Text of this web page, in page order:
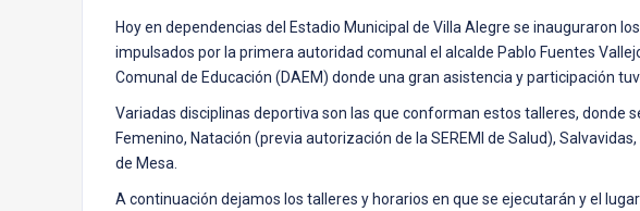
Hoy en dependencias del Estadio Municipal de Villa Alegre se inauguraron
impulsados por la primera autoridad comunal el alcalde Pablo Fuentes
Comunal de Educación (DAEM) donde una gran asistencia y participación
Variadas disciplinas deportiva son las que conforman estos talleres, donde
Femenino, Natación (previa autorización de la SEREMI de Salud),
de Mesa.
A continuación dejamos los talleres y horarios en que se ejecutarán y el